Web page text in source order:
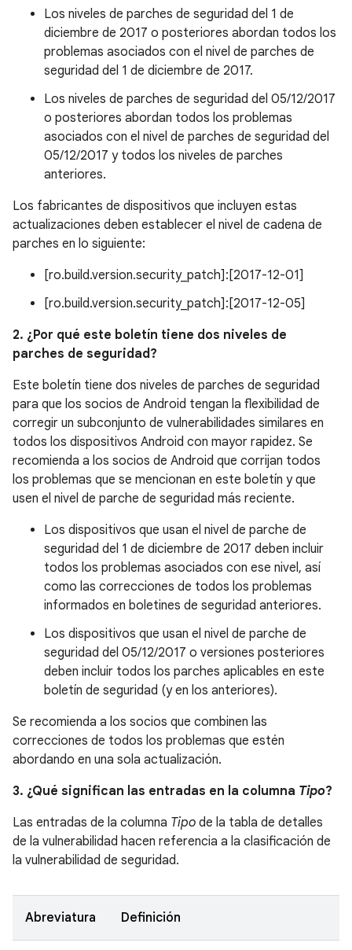
Los niveles de parches de seguridad del 1 de
diciembre de 2017 o posteriores abordan todos los
problemas asociados con el nivel de parches de
seguridad del 1 de diciembre de 2017.
Los niveles de parches de seguridad del 05/12/2017
o posteriores abordan todos los problemas
asociados con el nivel de parches de seguridad del
05/12/2017 y todos los niveles de parches
anteriores.
Los fabricantes de dispositivos que incluyen estas
actualizaciones deben establecer el nivel de cadena de
parches en lo siguiente:
[ro.build.version.security_patch]:[2017-12-01]
[ro.build.version.security_patch]:[2017-12-05]
2. ¿Por qué este boletín tiene dos niveles de
parches de seguridad?
Este boletín tiene dos niveles de parches de seguridad
para que los socios de Android tengan la flexibilidad de
corregir un subconjunto de vulnerabilidades similares en
todos los dispositivos Android con mayor rapidez. Se
recomienda a los socios de Android que corrijan todos
los problemas que se mencionan en este boletín y que
usen el nivel de parche de seguridad más reciente.
Los dispositivos que usan el nivel de parche de
seguridad del 1 de diciembre de 2017 deben incluir
todos los problemas asociados con ese nivel, así
como las correcciones de todos los problemas
informados en boletines de seguridad anteriores.
Los dispositivos que usan el nivel de parche de
seguridad del 05/12/2017 o versiones posteriores
deben incluir todos los parches aplicables en este
boletín de seguridad (y en los anteriores).
Se recomienda a los socios que combinen las
correcciones de todos los problemas que estén
abordando en una sola actualización.
3. ¿Qué significan las entradas en la columna Tipo?
Las entradas de la columna Tipo de la tabla de detalles
de la vulnerabilidad hacen referencia a la clasificación de
la vulnerabilidad de seguridad.
Abreviatura Definición